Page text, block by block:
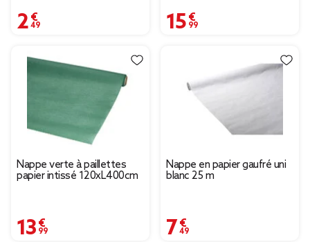
2,49 € 15,99 €
Nappe verte à paillettes
papier intissé 120xL400cm
13,99 €
Nappe en papier gaufré uni
blanc 25 m
7,49 €